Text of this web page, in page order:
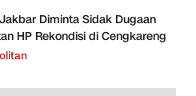
Diminta Sidak Dugaan
HP Rekondisi di Cengkareng